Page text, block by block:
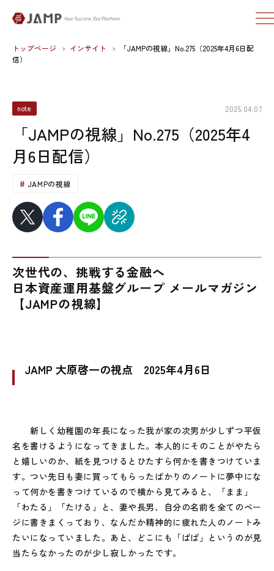
トップページ インサイト
「JAMPの視線」No.275（2025年4月6日配
信）
note 2025.04.07
「JAMPの視線」No.275（2025年4
月6日配信）
JAMPの視線
次世代の、挑戦する金融へ
日本資産運用基盤グループ メールマガジン
【JAMPの視線】
JAMP 大原啓一の視点 2025年4月6日
新しく幼稚園の年長になった我が家の次男が少しずつ平仮
名を書けるようになってきました。本人的にそのことがやたら
と嬉しいのか、紙を見つけるとひたすら何かを書きつけていま
す。つい先日も妻に買ってもらったばかりのノートに夢中にな
って何かを書きつけているので横から見てみると、「まま」
「わたる」「たける」と、妻や長男、自分の名前を全てのペー
ジに書きまくっており、なんだか精神的に疲れた人のノートみ
たいになっていました。あと、どこにも「ぱぱ」というのが見
当たらなかったのが少し寂しかったです。